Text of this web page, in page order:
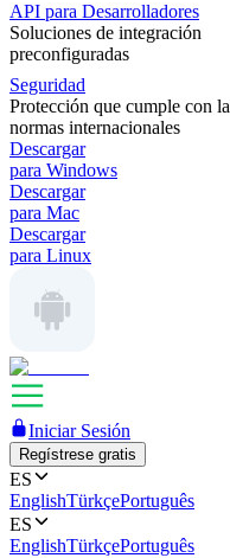
API para Desarrolladores
Soluciones de integración
preconfiguradas
Seguridad
Protección que cumple con
normas internacionales
Descargar
para Windows
Descargar
para Mac
Descargar
para Linux
Iniciar Sesión
Regístrese gratis
ES
EnglishTürkçePortuguês
ES
EnglishTürkçePortuguês